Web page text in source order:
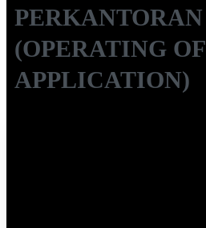
PERKANTORAN
(OPERATING
APPLICATION)